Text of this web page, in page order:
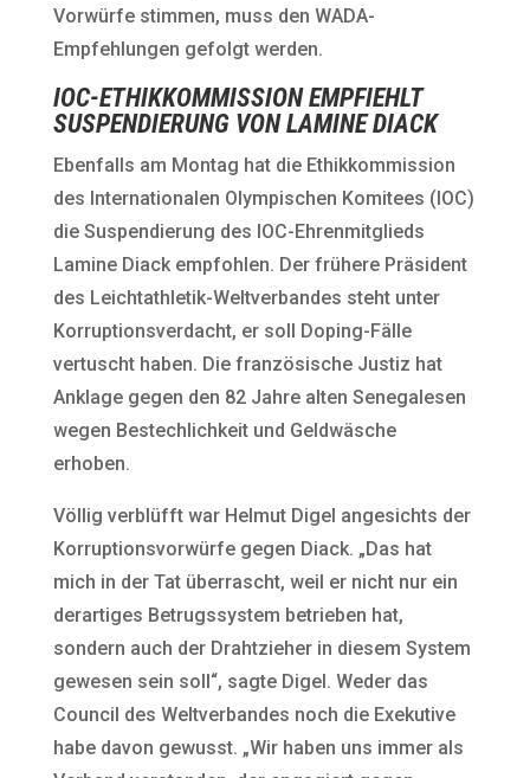
Vorwürfe stimmen, muss den WADA-
Empfehlungen gefolgt werden.
IOC-ETHIKKOMMISSION EMPFIEHLT
SUSPENDIERUNG VON LAMINE DIACK
Ebenfalls am Montag hat die Ethikkommission
des Internationalen Olympischen Komitees (IOC)
die Suspendierung des IOC-Ehrenmitglieds
Lamine Diack empfohlen. Der frühere Präsident
des Leichtathletik-Weltverbandes steht unter
Korruptionsverdacht, er soll Doping-Fälle
vertuscht haben. Die französische Justiz hat
Anklage gegen den 82 Jahre alten Senegalesen
wegen Bestechlichkeit und Geldwäsche
erhoben.
Völlig verblüfft war Helmut Digel angesichts der
Korruptionsvorwürfe gegen Diack. „Das hat
mich in der Tat überrascht, weil er nicht nur ein
derartiges Betrugssystem betrieben hat,
sondern auch der Drahtzieher in diesem System
gewesen sein soll“, sagte Digel. Weder das
Council des Weltverbandes noch die Exekutive
habe davon gewusst. „Wir haben uns immer als